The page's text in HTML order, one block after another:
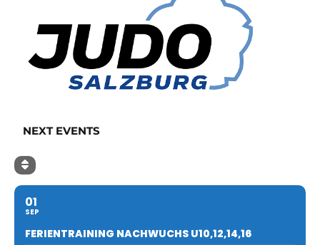
NEXT EVENTS
01
SEP
FERIENTRAINING NACHWUCHS U10,12,14,16